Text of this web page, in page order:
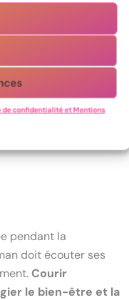
de confidentialité et Mentions
une meilleure
poids de grossesse
et améliore la
l’apparition de
pendant la
doit écouter ses
Courir
le bien-être et la